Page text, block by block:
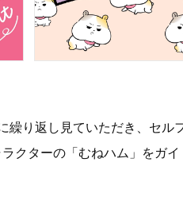
繰り返し見ていただき、セ
クターの「むねハム」をガ